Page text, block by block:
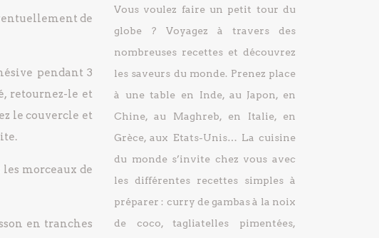
de
pendant 3
retournez-le et
le couvercle et
morceaux de
en tranches
Vous voulez faire un petit tour du
globe ? Voyagez à travers des
nombreuses recettes et découvrez
les saveurs du monde. Prenez place
à une table en Inde, au Japon, en
Chine, au Maghreb, en Italie, en
Grèce, aux Etats-Unis… La cuisine
du monde s’invite chez vous avec
les différentes recettes simples à
préparer : curry de gambas à la noix
de coco, tagliatelles pimentées,